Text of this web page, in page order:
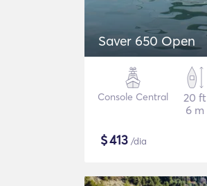
Saver 650 Open
Console Central
20 ft
6 m
$413 /dia